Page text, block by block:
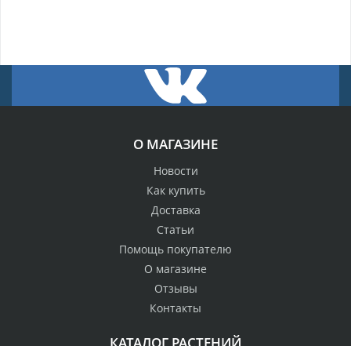
О МАГАЗИНЕ
Новости
Как купить
Доставка
Статьи
Помощь покупателю
О магазине
Отзывы
Контакты
КАТАЛОГ РАСТЕНИЙ